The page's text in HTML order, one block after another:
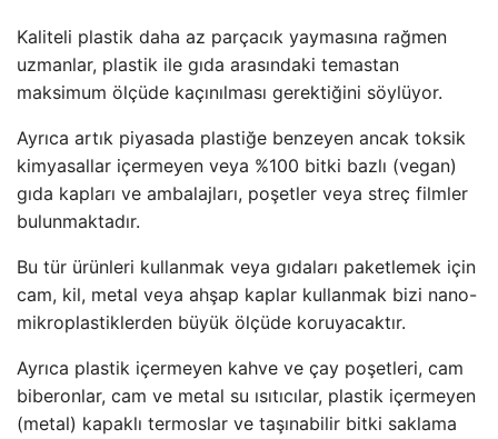
Kaliteli plastik daha az parçacık yaymasına rağmen
uzmanlar, plastik ile gıda arasındaki temastan
maksimum ölçüde kaçınılması gerektiğini söylüyor.
Ayrıca artık piyasada plastiğe benzeyen ancak toksik
kimyasallar içermeyen veya %100 bitki bazlı (vegan)
gıda kapları ve ambalajları, poşetler veya streç filmler
bulunmaktadır.
Bu tür ürünleri kullanmak veya gıdaları paketlemek için
cam, kil, metal veya ahşap kaplar kullanmak bizi nano-
mikroplastiklerden büyük ölçüde koruyacaktır.
Ayrıca plastik içermeyen kahve ve çay poşetleri, cam
biberonlar, cam ve metal su ısıtıcılar, plastik içermeyen
(metal) kapaklı termoslar ve taşınabilir bitki saklama